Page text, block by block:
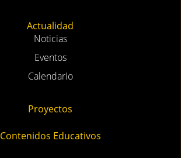
Actualidad
Noticias
Eventos
Calendario
Proyectos
Contenidos Educativos